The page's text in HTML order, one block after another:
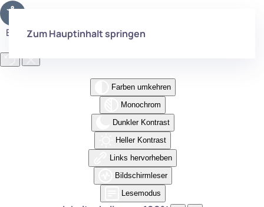
Eingabehilfen öffnen
Farben umkehren
Monochrom
Dunkler Kontrast
Heller Kontrast
Links hervorheben
Bildschirmleser
Lesemodus
Zum Hauptinhalt springen